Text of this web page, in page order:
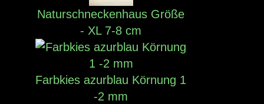
Naturschneckenhaus Größe
- XL 7-8 cm
Farbkies azurblau Körnung 1
-2 mm